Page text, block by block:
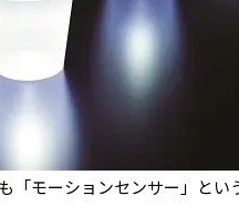
「モーションセンサー」と